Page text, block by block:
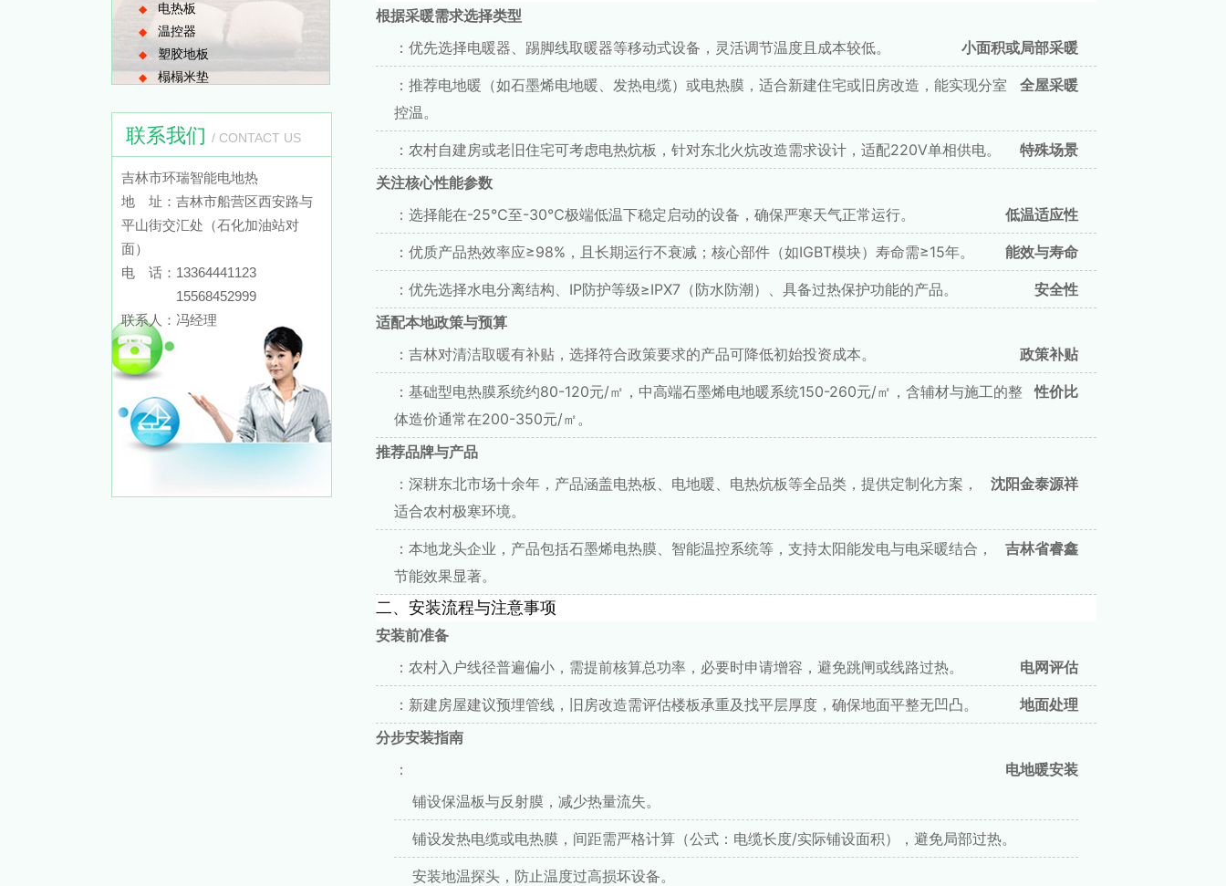
◆电热板
◆ 温控器
◆ 塑胶地板
◆ 榻榻米垫
联系我们 / CONTACT US
吉林市环瑞智能电地热
地 址：吉林市船营区西安路与
平山街交汇处（石化加油站对
面）
电 话：13364441123
15568452999
联系人：冯经理
根据采暖需求选择类型
小面积或局部采暖
：优先选择电暖器、踢脚线取暖器等移动式设备，灵活调节温度且成本较低。
全屋采暖
：推荐电地暖（如石墨烯电地暖、发热电缆）或电热膜，适合新建住宅或旧房改造，能实现分室
控温。
特殊场景
：农村自建房或老旧住宅可考虑电热炕板，针对东北火炕改造需求设计，适配220V单相供电。
关注核心性能参数
低温适应性
：选择能在-25℃至-30℃极端低温下稳定启动的设备，确保严寒天气正常运行。
能效与寿命
：优质产品热效率应≥98%，且长期运行不衰减；核心部件（如IGBT模块）寿命需≥15年。
安全性
：优先选择水电分离结构、IP防护等级≥IPX7（防水防潮）、具备过热保护功能的产品。
适配本地政策与预算
政策补贴
：吉林对清洁取暖有补贴，选择符合政策要求的产品可降低初始投资成本。
性价比
：基础型电热膜系统约80-120元/㎡，中高端石墨烯电地暖系统150-260元/㎡，含辅材与施工的整
体造价通常在200-350元/㎡。
推荐品牌与产品
沈阳金泰源祥
：深耕东北市场十余年，产品涵盖电热板、电地暖、电热炕板等全品类，提供定制化方案，
适合农村极寒环境。
吉林省睿鑫
：本地龙头企业，产品包括石墨烯电热膜、智能温控系统等，支持太阳能发电与电采暖结合，
节能效果显著。
二、安装流程与注意事项
安装前准备
电网评估
：农村入户线径普遍偏小，需提前核算总功率，必要时申请增容，避免跳闸或线路过热。
地面处理
：新建房屋建议预埋管线，旧房改造需评估楼板承重及找平层厚度，确保地面平整无凹凸。
分步安装指南
电地暖安装
：
铺设保温板与反射膜，减少热量流失。
铺设发热电缆或电热膜，间距需严格计算（公式：电缆长度/实际铺设面积），避免局部过热。
安装地温探头，防止温度过高损坏设备。